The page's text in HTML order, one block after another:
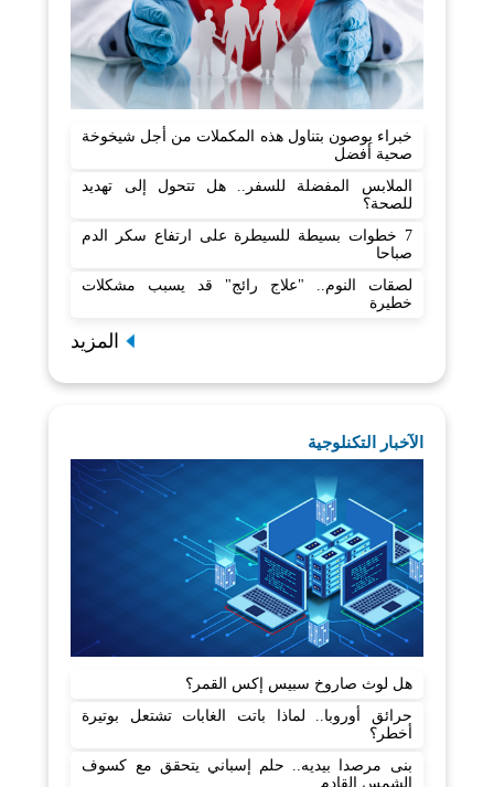
خبراء يوصون بتناول هذه المكملات من أجل شيخوخة
صحية أفضل
الملابس المفضلة للسفر.. هل تتحول إلى تهديد
للصحة؟
7 خطوات بسيطة للسيطرة على ارتفاع سكر الدم
صباحا
لصقات النوم.. "علاج رائج" قد يسبب مشكلات
خطيرة
المزيد
الآخبار التكنلوجية
هل لوث صاروخ سبيس إكس القمر؟
حرائق أوروبا.. لماذا باتت الغابات تشتعل بوتيرة
أخطر؟
بنى مرصدا بيديه.. حلم إسباني يتحقق مع كسوف
الشمس القادم